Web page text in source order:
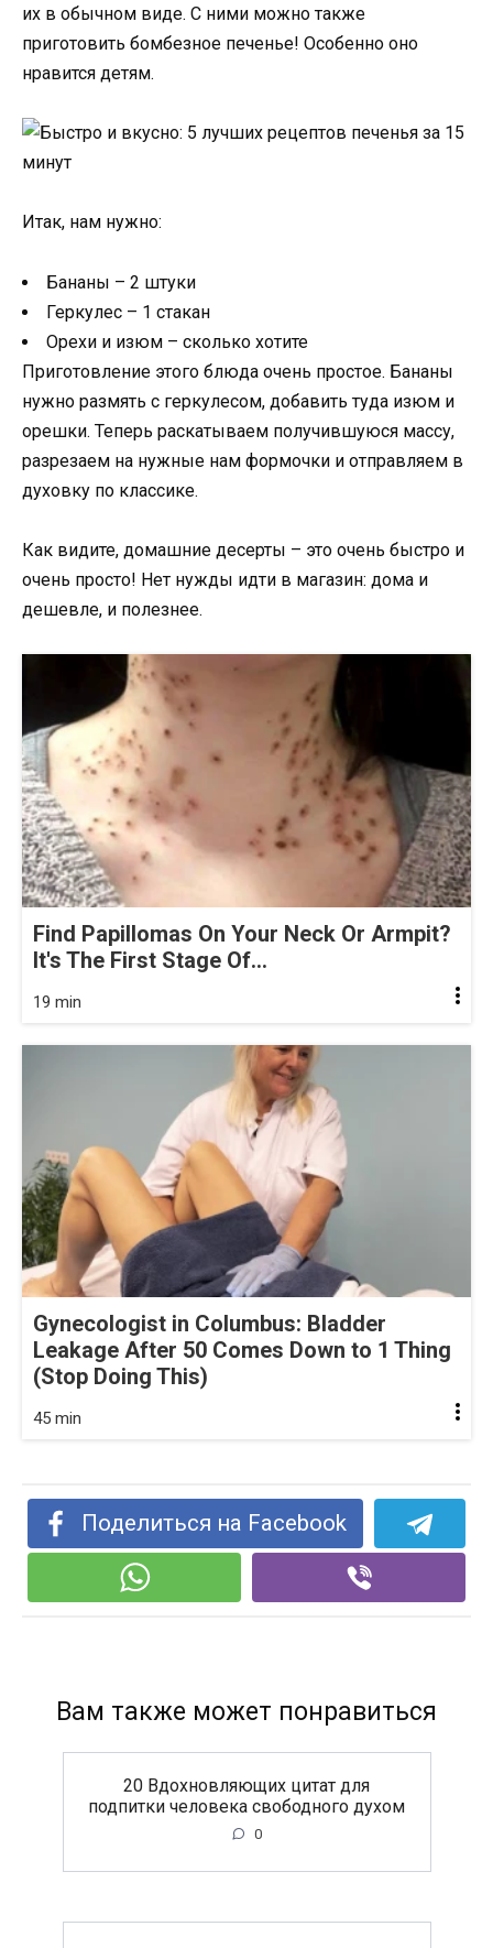
их в обычном виде. С ними можно также
приготовить бомбезное печенье! Особенно оно
нравится детям.
Итак, нам нужно:
Бананы – 2 штуки
Геркулес – 1 стакан
Орехи и изюм – сколько хотите
Приготовление этого блюда очень простое. Бананы
нужно размять с геркулесом, добавить туда изюм и
орешки. Теперь раскатываем получившуюся массу,
разрезаем на нужные нам формочки и отправляем в
духовку по классике.
Как видите, домашние десерты – это очень быстро и
очень просто! Нет нужды идти в магазин: дома и
дешевле, и полезнее.
Find Papillomas On Your Neck Or Armpit?
It's The First Stage Of...
19 min
Gynecologist in Columbus: Bladder
Leakage After 50 Comes Down to 1 Thing
(Stop Doing This)
45 min
Поделиться на Facebook
Вам также может понравиться
20 Вдохновляющих цитат для
подпитки человека свободного духом
0